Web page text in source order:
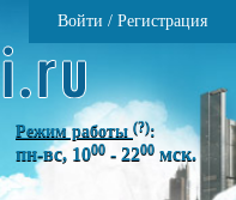
Войти / Регистрация
Режим работы (?):
пн-вс, 1000 - 2200 мск.